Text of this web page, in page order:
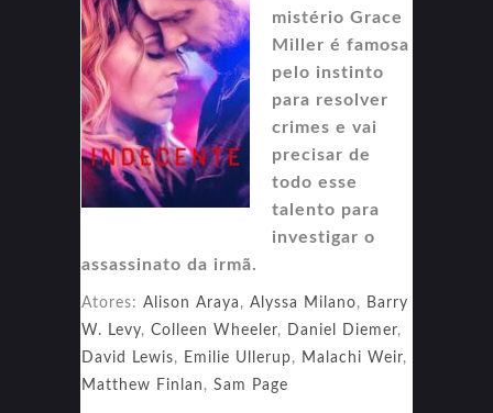
mistério Grace
Miller é famosa
pelo instinto
para resolver
crimes e vai
precisar de
todo esse
talento para
investigar o
assassinato da irmã.
Atores: Alison Araya , Alyssa Milano, Barry
W. Levy, Colleen Wheeler, Daniel Diemer,
David Lewis, Emilie Ullerup, Malachi Weir,
Matthew Finlan , Sam Page